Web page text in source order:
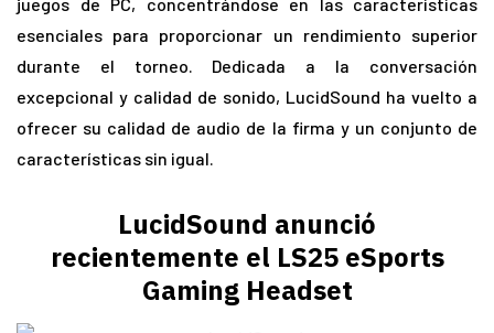
esenciales para proporcionar un rendimiento superior
durante el torneo. Dedicada a la conversación
excepcional y calidad de sonido, LucidSound ha vuelto a
ofrecer su calidad de audio de la firma y un conjunto de
características sin igual.
LucidSound anunció
recientemente el LS25 eSports
Gaming Headset